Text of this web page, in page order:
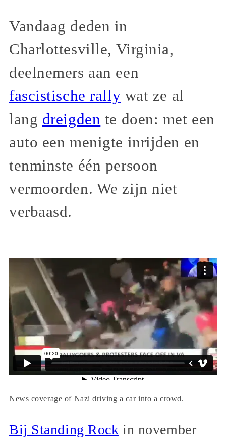
Vandaag deden in
Charlottesville, Virginia,
deelnemers aan een
fascistische rally wat ze al
lang dreigden te doen: met een
auto een menigte inrijden en
tenminste één persoon
vermoorden. We zijn niet
verbaasd.
News coverage of Nazi driving a car into a crowd.
Bij Standing Rock in november